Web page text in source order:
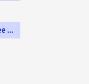
...